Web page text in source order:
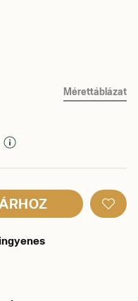
Mérettáblázat